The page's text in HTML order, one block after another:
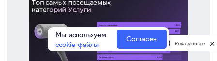
Мы используем
cookie-файлы
Согласен Privacy notice